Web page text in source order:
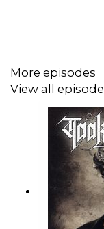
More episodes
View all